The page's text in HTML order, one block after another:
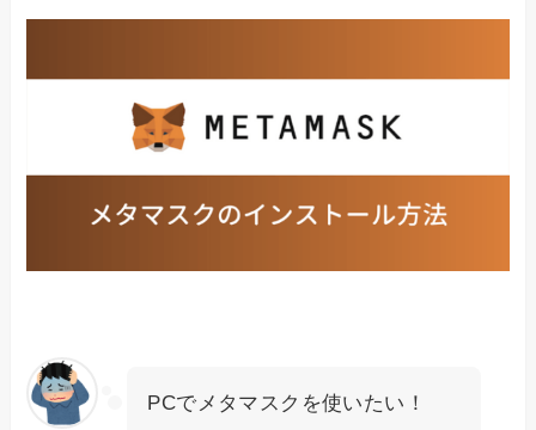
PCでメタマスクを使いたい！